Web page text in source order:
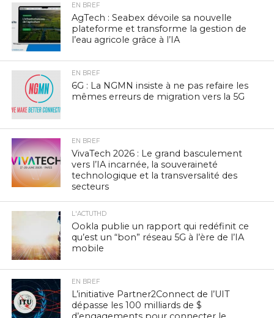
EN BREF
AgTech : Seabex dévoile sa nouvelle
plateforme et transforme la gestion de
l’eau agricole grâce à l’IA
EN BREF
6G : La NGMN insiste à ne pas refaire les
mêmes erreurs de migration vers la 5G
EN BREF
VivaTech 2026 : Le grand basculement
vers l’IA incarnée, la souveraineté
technologique et la transversalité des
secteurs
L'ACTUTHD
Ookla publie un rapport qui redéfinit ce
qu’est un “bon” réseau 5G à l’ère de l’IA
mobile
EN BREF
L’initiative Partner2Connect de l’UIT
dépasse les 100 milliards de $